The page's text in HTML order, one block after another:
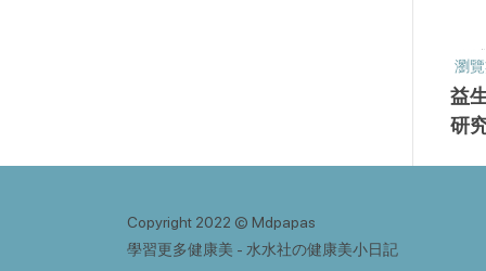
瀏
益
研
Copyright 2022 © Mdpapas
學習更多健康美 - 水水社の健康美小日記